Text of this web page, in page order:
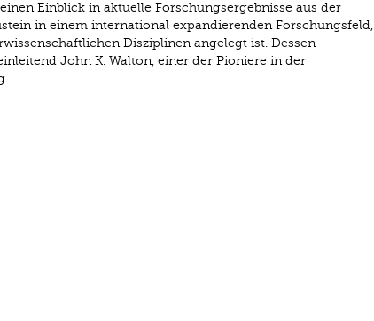
Einblick in aktuelle Forschungsergebnisse aus der
in einem international expandierenden Forschungsfeld,
Disziplinen angelegt ist. Dessen
John K. Walton, einer der Pioniere in der